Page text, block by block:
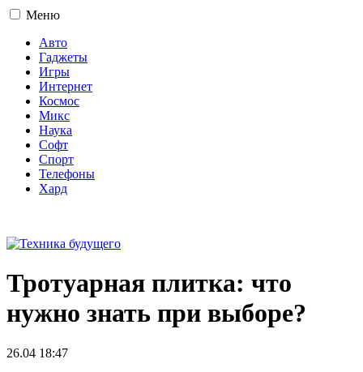
Меню
Авто
Гаджеты
Игры
Интернет
Космос
Микс
Наука
Софт
Спорт
Телефоны
Хард
Тротуарная плитка: что
нужно знать при выборе?
26.04 18:47